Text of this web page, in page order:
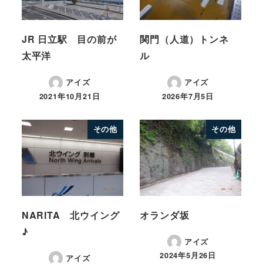
JR 日立駅 目の前が
太平洋
アイズ
2021年10月21日
関門（人道）トンネ
ル
アイズ
2026年7月5日
その他
NARITA 北ウイング
♪
アイズ
その他
オランダ坂
アイズ
2024年5月26日